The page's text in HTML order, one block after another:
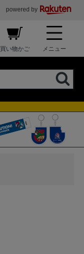
powered by
買い物かご メニュー